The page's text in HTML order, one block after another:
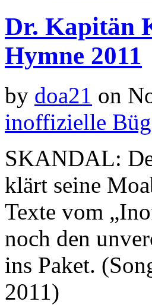
Dr. Kapitän
Hymne 2011
by doa21 on
inoffizielle
SKANDAL:
klärt seine
Texte vom
noch den
ins Paket.
2011)